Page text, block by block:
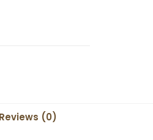
Reviews (0)